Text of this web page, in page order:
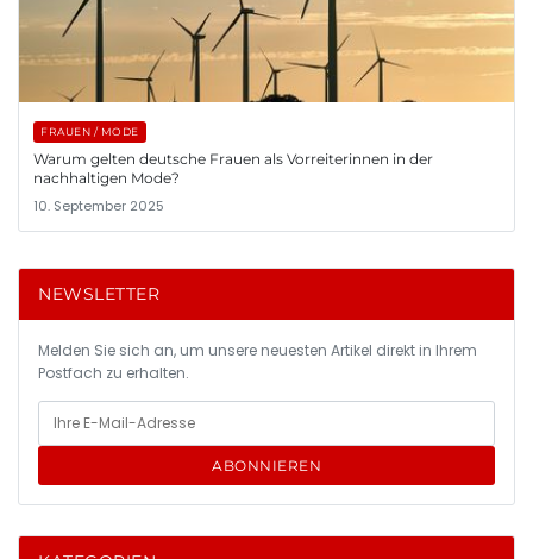
FRAUEN / MODE
Warum gelten deutsche Frauen als Vorreiterinnen in der
nachhaltigen Mode?
10. September 2025
NEWSLETTER
Melden Sie sich an, um unsere neuesten Artikel direkt in Ihrem
Postfach zu erhalten.
ABONNIEREN